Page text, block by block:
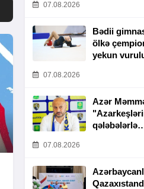
07.08.2026
Bədii
ölkə
yekun
07.08.2026
Azər
qələbələrlə
07.08.2026